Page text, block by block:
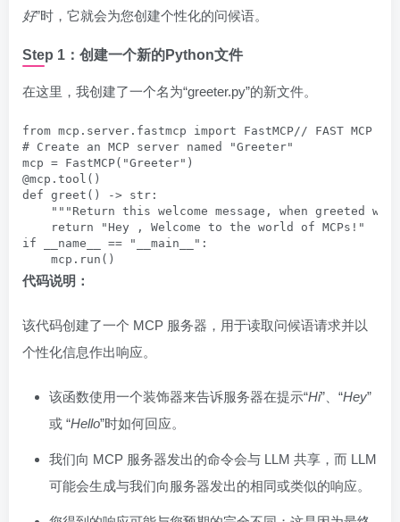
好”时，它就会为您创建个性化的问候语。
Step 1：创建一个新的Python文件
在这里，我创建了一个名为“greeter.py”的新文件。
from mcp.server.fastmcp import FastMCP// FAST
# Create an MCP server named "Greeter"
mcp = FastMCP("Greeter")
@mcp.tool()
def greet() -> str:
"""Return this welcome message, when greeted
return "Hey , Welcome to the world of MCPs!"
if __name__ == "__main__":
mcp.run()
代码说明：
该代码创建了一个 MCP 服务器，用于读取问候语请求并以
个性化信息作出响应。
该函数使用一个装饰器来告诉服务器在提示“Hi”、“Hey”
或 “Hello”时如何回应。
我们向 MCP 服务器发出的命令会与 LLM 共享，而 LLM
可能会生成与我们向服务器发出的相同或类似的响应。